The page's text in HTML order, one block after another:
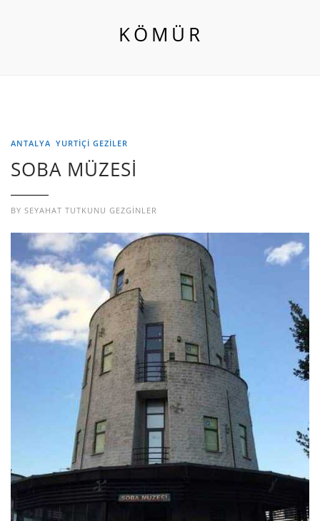
KÖMÜR
ANTALYA YURTIÇI GEZILER
SOBA MÜZESİ
BY SEYAHAT TUTKUNU GEZGINLER